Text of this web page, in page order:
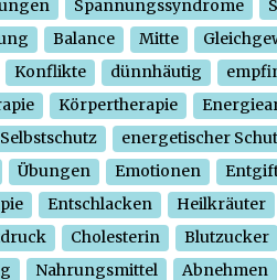
Spannungssyndrome
Balance Mitte
Konflikte dünnhäutig
Körpertherapie
Selbstschutz
energetischer
Übungen Emotionen
Entschlacken
Heilkräuter
Cholesterin
Blutzucker
Nahrungsmittel
Abnehmen